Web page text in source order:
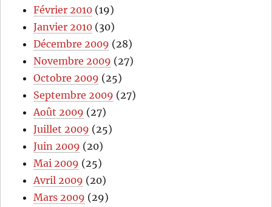
Février 2010 (19)
Janvier 2010 (30)
Décembre 2009 (28)
Novembre 2009 (27)
Octobre 2009 (25)
Septembre 2009 (27)
Août 2009 (27)
Juillet 2009 (25)
Juin 2009 (20)
Mai 2009 (25)
Avril 2009 (20)
Mars 2009 (29)